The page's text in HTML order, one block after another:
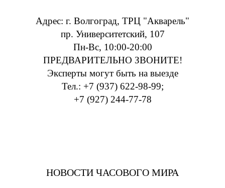
Адрес: г. Волгоград, ТРЦ "Акварель"
пр. Университетский, 107
Пн-Вс, 10:00-20:00
ПРЕДВАРИТЕЛЬНО ЗВОНИТЕ!
Эксперты могут быть на выезде
Тел.: +7 (937) 622-98-99;
+7 (927) 244-77-78
НОВОСТИ ЧАСОВОГО МИРА